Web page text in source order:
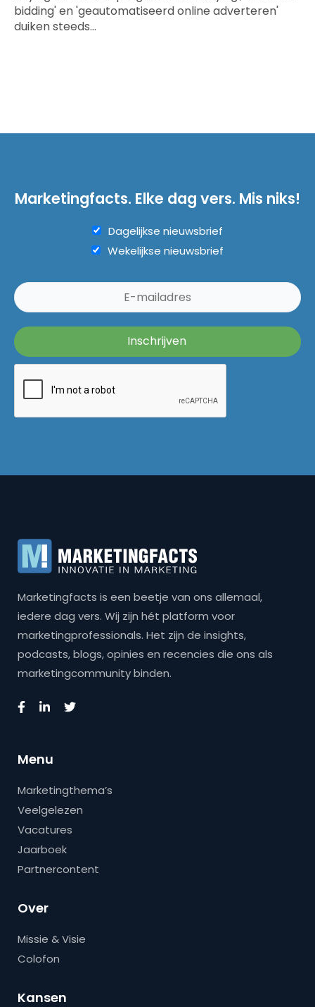
bidding' en 'geautomatiseerd online adverteren'
duiken steeds…
Marketingfacts. Elke dag vers. Mis niks!
Dagelijkse nieuwsbrief
Wekelijkse nieuwsbrief
Marketingfacts is een beetje van ons allemaal,
iedere dag vers. Wij zijn hét platform voor
marketingprofessionals. Het zijn de insights,
podcasts, blogs, opinies en recencies die ons als
marketingcommunity binden.
Menu
Marketingthema’s
Veelgelezen
Vacatures
Jaarboek
Partnercontent
Over
Missie & Visie
Colofon
Kansen